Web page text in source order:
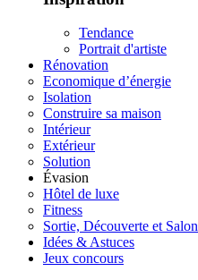
Tendance
Portrait d'artiste
Rénovation
Economique d’énergie
Isolation
Construire sa maison
Intérieur
Extérieur
Solution
Évasion
Hôtel de luxe
Fitness
Sortie, Découverte et Salon
Idées & Astuces
Jeux concours